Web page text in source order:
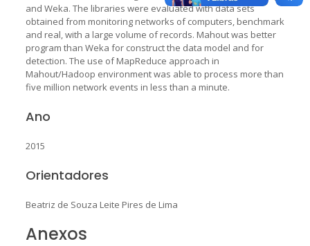
and Weka. The libraries were evaluated with data sets
obtained from monitoring networks of computers, benchmark
and real, with a large volume of records. Mahout was better
program than Weka for construct the data model and for
detection. The use of MapReduce approach in
Mahout/Hadoop environment was able to process more than
five million network events in less than a minute.
Ano
2015
Orientadores
Beatriz de Souza Leite Pires de Lima
Anexos